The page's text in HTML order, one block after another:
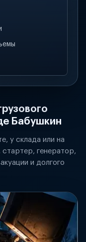
Бабушкин
у склада или на
генератор,
и долгого